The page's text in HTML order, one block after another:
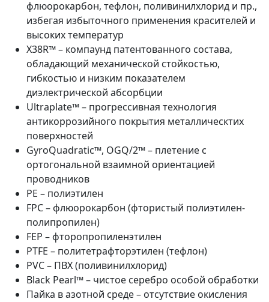
флюорокарбон, тефлон, поливинилхлорид и пр.,
избегая избыточного применения красителей и
высоких температур
X38R™ – компаунд патентованного состава,
обладающий механической стойкостью,
гибкостью и низким показателем
диэлектрической абсорбции
Ultraplate™ – прогрессивная технология
антикоррозийного покрытия металлическтих
поверхностей
GyroQuadratic™, OGQ/2™ – плетение с
ортогональной взаимной ориентацией
проводников
PE – полиэтилен
FPC – флюорокарбон (фтористый полиэтилен-
полипропилен)
FEP – фторопропиленэтилен
PTFE – политетрафторэтилен (тефлон)
PVC – ПВХ (поливинилхлорид)
Black Pearl™ – чистое серебро особой обработки
Пайка в азотной среде – отсутствие окисления